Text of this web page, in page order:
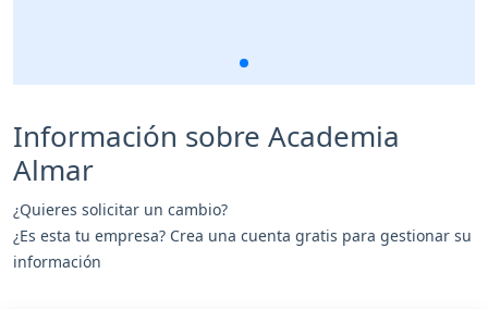
Información sobre Academia
Almar
¿Quieres solicitar un cambio?
¿Es esta tu empresa? Crea una cuenta gratis para gestionar su
información